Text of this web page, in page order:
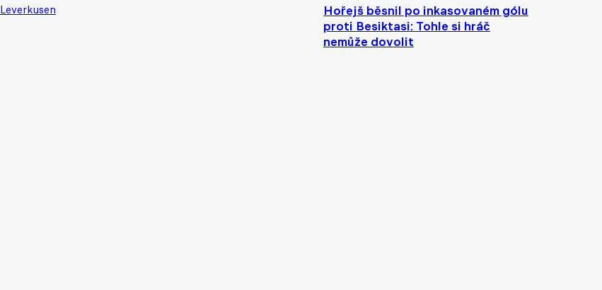
Hořejš běsnil po inkasovaném gólu
proti Besiktasi: Tohle si hráč
nemůže dovolit
Leverkusen